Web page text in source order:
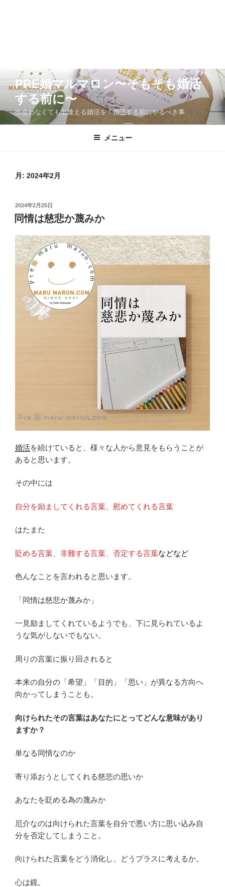
ン
ン
ツ
PRE婚マルマロン〜そもそも婚活
する前に〜
出会わなくても出逢える婚活を！婚活する前にやるべき事
メニュー
月: 2024年2月
投
稿
日:
2024年2月25日
同情は慈悲か蔑みか
婚活を続けていると、様々な人から意見をもらうことが
あると思います。
その中には
自分を励ましてくれる言葉、慰めてくれる言葉
はたまた
貶める言葉、非難する言葉、否定する言葉などなど
色んなことを言われると思います。
「同情は慈悲か蔑みか」
一見励ましてくれているようでも、下に見られているよ
うな気がしないでもない。
周りの言葉に振り回されると
本来の自分の「希望」「目的」「思い」が異なる方向へ
向かってしまうことも。
向けられたその言葉はあなたにとってどんな意味があり
ますか？
単なる同情なのか
寄り添おうとしてくれる慈悲の思いか
あなたを貶める為の蔑みか
厄介なのは向けられた言葉を自分で悪い方に思い込み自
分を否定してしまうこと。
向けられた言葉をどう消化し、どうプラスに考えるか。
心は鏡。